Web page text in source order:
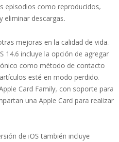
episodios como reproducidos,
eliminar descargas.
mejoras en la calidad de vida.
14.6 incluye la opción de agregar
como método de contacto
esté en modo perdido.
Card Family, con soporte para
una Apple Card para realizar
de iOS también incluye